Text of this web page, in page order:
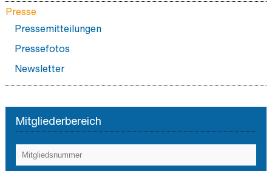
Protestkampagne gegen das GKV-Spargesetz - für
Niedergelassene
Protestkampagne gegen das GKV-Spargesetz - für
KlinikerInnen
Positionen
Stellungnahmen
Das kleine 1x1 der Berufspolitik
Presse
Pressemitteilungen
Pressefotos
Newsletter
Mitgliederbereich